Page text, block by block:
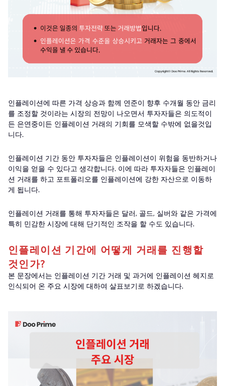
인플레이션에 따른 가격 상승과 함께 연준이 향후 수개월 동안 금리
를 조정할 것이라는 시장의 전망이 나오면서 투자자들은 의도적이
든 은연중이든 인플레이션 거래의 기회를 모색할 수밖에 없을것입
니다.
인플레이션 기간 동안 투자자들은 인플레이션이 위험을 동반하거나
이익을 얻을 수 있다고 생각합니다. 이에 따라 투자자들은 인플레이
션 거래를 하고 포트폴리오를 인플레이션에 강한 자산으로 이동하
게 됩니다.
인플레이션 거래를 통해 투자자들은 달러, 골드, 실버와 같은 가격에
특히 민감한 시장에 대해 단기적인 조작을 할 수도 있습니다.
인플레이션 기간에 어떻게 거래를 진행할
것인가?
본 문장에서는 인플레이션 기간 거래 및 과거에 인플레이션 헤지로
인식되어 온 주요 시장에 대하여 살표보기로 하겠습니다.